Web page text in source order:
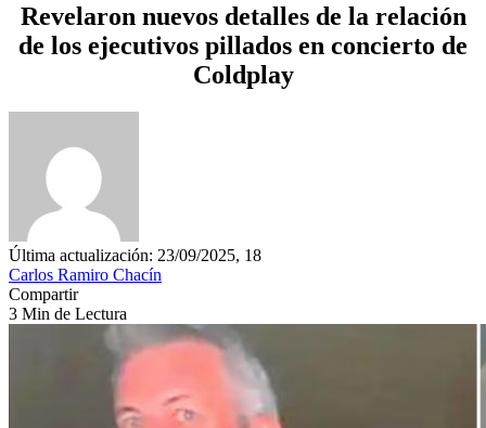
Revelaron nuevos detalles de la relación
de los ejecutivos pillados en concierto de
Coldplay
Última actualización: 23/09/2025, 18
Carlos Ramiro Chacín
Compartir
3 Min de Lectura